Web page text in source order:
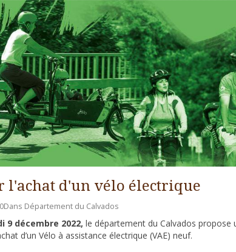
l'achat d'un vélo électrique
Dans Département du Calvados
9 décembre 2022, le département du Calvados
d’un Vélo à assistance électrique (VAE) neuf.